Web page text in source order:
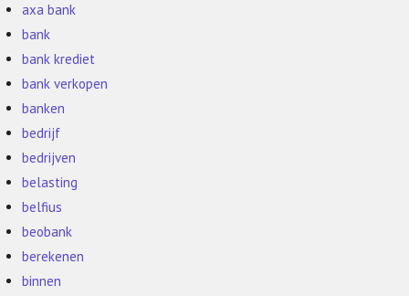
axa bank
bank
bank krediet
bank verkopen
banken
bedrijf
bedrijven
belasting
belfius
beobank
berekenen
binnen